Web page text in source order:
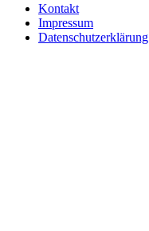
Kontakt
Impressum
Datenschutzerklärung